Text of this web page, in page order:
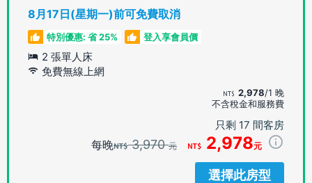
8月17日(星期一)前可免費取消
特別優惠: 省 25% 登入享會員價
2 張單人床
免費無線上網
2,978/1 晚
不含稅金和服務費
只剩 17 間客房
每晚 3,970元 2,978元
選擇此房型